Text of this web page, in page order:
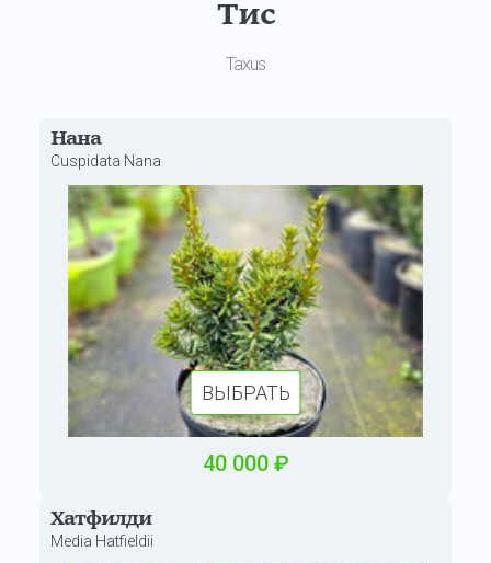
Тис
Taxus
Нана
Cuspidata Nana
ВЫБРАТЬ
40 000 ₽
Хатфилди
Media Hatfieldii